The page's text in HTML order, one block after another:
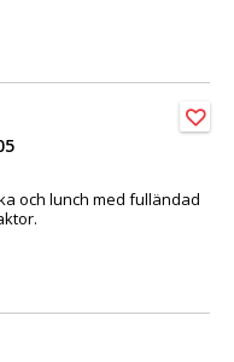
och lunch med fulländad